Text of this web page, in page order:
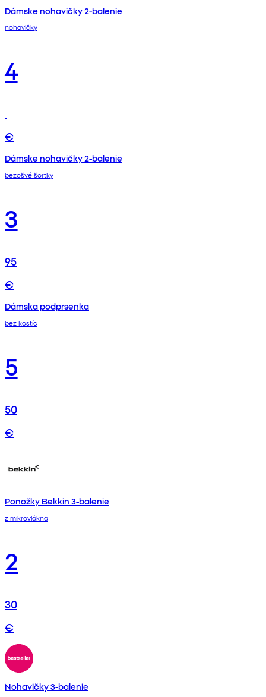
Dámske nohavičky 2-balenie
nohavičky
4
€
Dámske nohavičky 2-balenie
bezošvé šortky
3
95
€
Dámska podprsenka
bez kostíc
5
50
€
Ponožky Bekkin 3-balenie
z mikrovlákna
2
30
€
Nohavičky 3-balenie